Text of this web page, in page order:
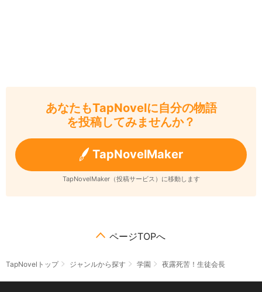
あなたもTapNovelに自分の物語
を投稿してみませんか？
TapNovelMaker
TapNovelMaker（投稿サービス）に移動します
ページTOPへ
TapNovelトップ ジャンルから探す 学園 夜露死苦！生徒会長